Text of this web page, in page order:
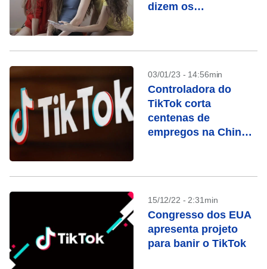
dizem os
03/01/23 - 14:56min
Controladora do
TikTok corta
centenas de
empregos na China,
15/12/22 - 2:31min
Congresso dos EUA
apresenta projeto
para banir o TikTok